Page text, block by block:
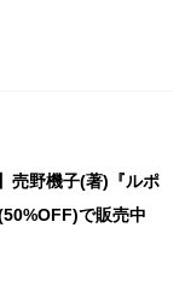
売野機子(著)『ルポ
で販売中